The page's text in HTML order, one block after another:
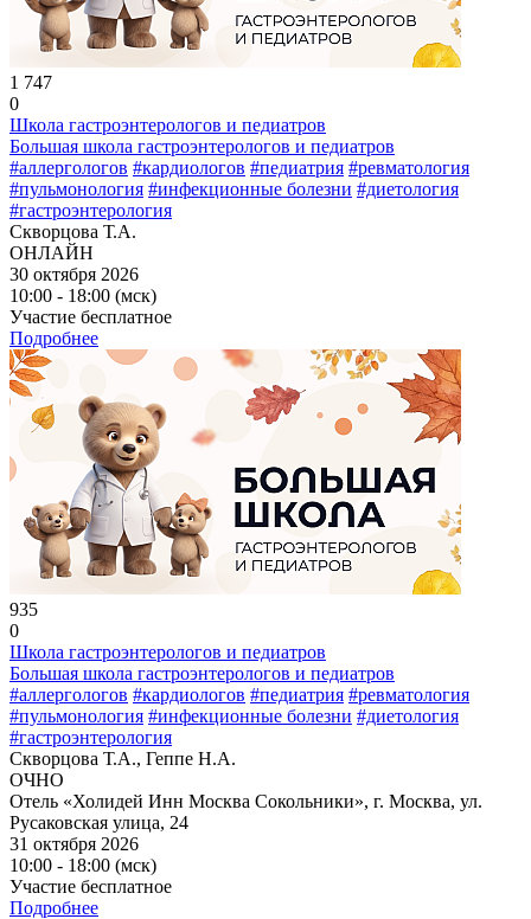
1 747
0
Школа гастроэнтерологов и педиатров
Большая школа гастроэнтерологов и педиатров
#аллергологов #кардиологов #педиатрия #ревматология
#пульмонология #инфекционные болезни #диетология
#гастроэнтерология
Скворцова Т.А.
ОНЛАЙН
30 октября 2026
10:00 - 18:00 (мск)
Участие бесплатное
Подробнее
935
0
Школа гастроэнтерологов и педиатров
Большая школа гастроэнтерологов и педиатров
#аллергологов #кардиологов #педиатрия #ревматология
#пульмонология #инфекционные болезни #диетология
#гастроэнтерология
Скворцова Т.А., Геппе Н.А.
ОЧНО
Отель «Холидей Инн Москва Сокольники», г. Москва, ул.
Русаковская улица, 24
31 октября 2026
10:00 - 18:00 (мск)
Участие бесплатное
Подробнее